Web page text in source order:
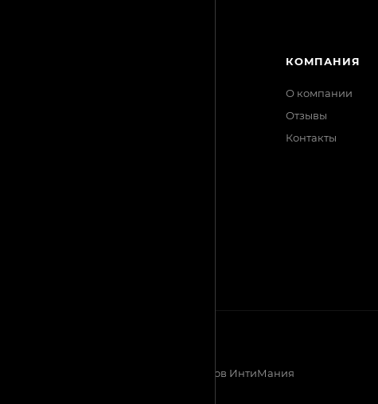
КОМПАНИЯ
О компании
Отзывы
Контакты
2026 © Магазин эротических товаров ИнтиМания